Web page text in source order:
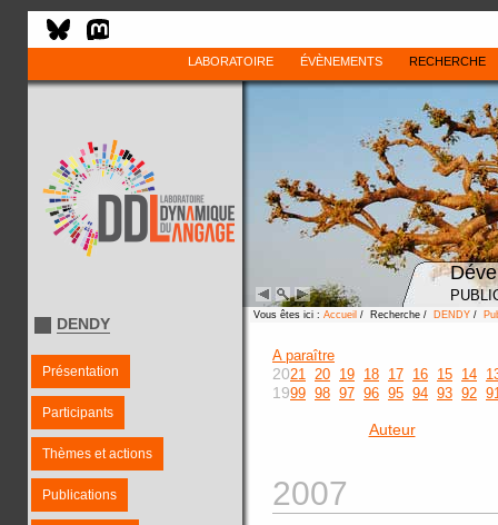
LABORATOIRE ÉVÈNEMENTS RECHERCHE
DENDY
Présentation
Participants
Thèmes et actions
Publications
Vous êtes ici : Accueil / Recherche / DENDY /
A paraître
2021 20 19 18 17 16 15 14
1999 98 97 96 95 94 93 92
Auteur
2007